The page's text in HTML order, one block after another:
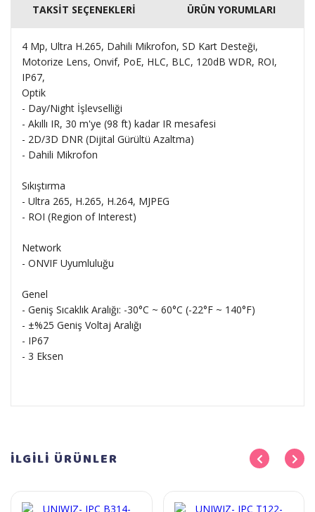
TAKSİT SEÇENEKLERİ ÜRÜN YORUMLARI
4 Mp, Ultra H.265, Dahili Mikrofon, SD Kart Desteği,
Motorize Lens, Onvif, PoE, HLC, BLC, 120dB WDR, ROI,
IP67,
Optik
- Day/Night İşlevselliği
- Akıllı IR, 30 m'ye (98 ft) kadar IR mesafesi
- 2D/3D DNR (Dijital Gürültü Azaltma)
- Dahili Mikrofon
Sıkıştırma
- Ultra 265, H.265, H.264, MJPEG
- ROI (Region of Interest)
Network
- ONVIF Uyumluluğu
Genel
- Geniş Sıcaklık Aralığı: -30°C ~ 60°C (-22°F ~ 140°F)
- ±%25 Geniş Voltaj Aralığı
- IP67
- 3 Eksen
İLGİLİ ÜRÜNLER